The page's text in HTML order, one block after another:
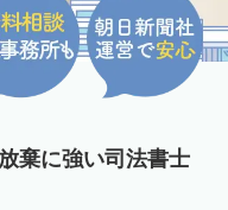
棄に強い司法書士